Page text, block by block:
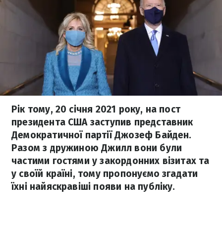
Рік тому, 20 січня 2021 року, на пост
президента США заступив представник
Демократичної партії Джозеф Байден.
Разом з дружиною Джилл вони були
частими гостями у закордонних візитах та
у своїй країні, тому пропонуємо згадати
їхні найяскравіші появи на публіку.